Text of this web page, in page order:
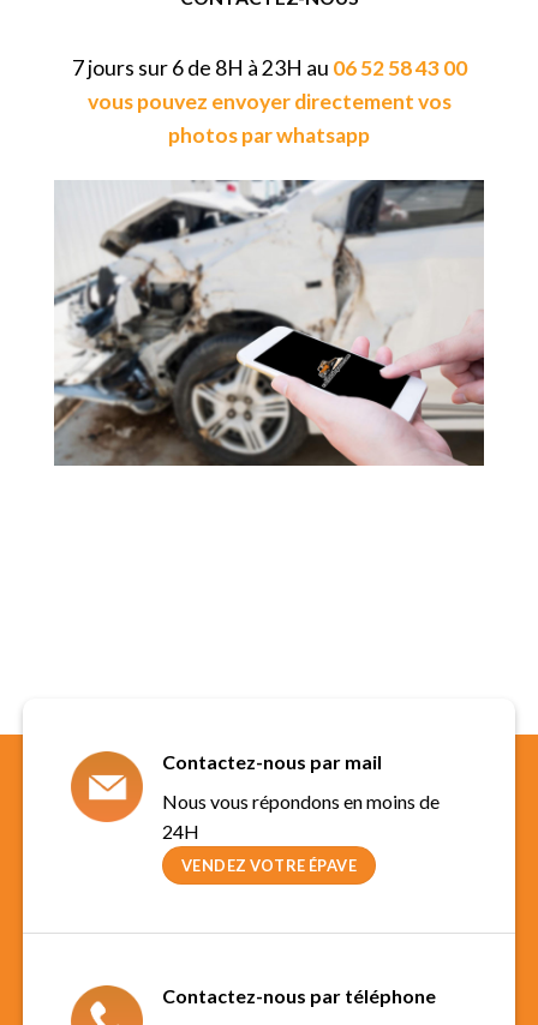
7 jours sur 6 de 8H à 23H au 06 52 58 43 00
vous pouvez envoyer directement vos
photos par whatsapp
Contactez-nous par mail
Nous vous répondons en moins de
24H
VENDEZ VOTRE ÉPAVE
Contactez-nous par téléphone